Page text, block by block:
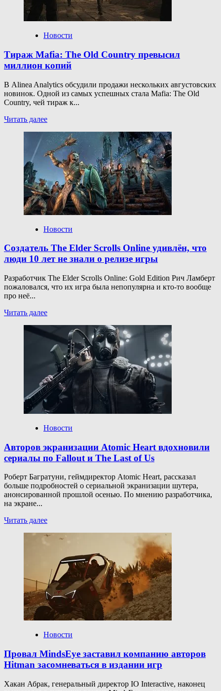
релизный
трейлер
Новости
Тираж Mafia: The Old Country превысил
миллион копий
В Alinea Analytics обсудили продажи нескольких августовских
новинок. Одной из самых успешных стала Mafia: The Old
Country, чей тираж к...
Читать далееПрочитать
Тираж
Mafia:
The
Country
превысил
миллион
копий
Новости
Создатель The Elder Scrolls Online удивлён, что
люди 10 лет не знали о релизе игры
Разработчик The Elder Scrolls Online: Gold Edition Рич Ламберт
пожаловался, что их игра была непопулярна и кто-то вообще
про неё...
Читать далееПрочитать
Создатель
The
Elder
Scrolls
Online
удивлён,
что
люди
10 лет
о релизе
Новости
Авторов экранизации Atomic Heart вдохновили
сериалы по Fallout и The Last of Us
Роберт Багратуни, геймдиректор Atomic Heart, рассказал
больше подробностей о сериальной экранизации шутера,
анонсированной прошлой осенью. По мнению разработчика,
на экране...
Читать далееПрочитать
о
экранизации
Atomic
Heart
вдохновили
сериалы
по Fallout
и The
Last
Новости
Провал MindsEye заставил компанию авторов
Hitman засомневаться в издании игр
Хакан Абрак, генеральный директор IO Interactive, наконец